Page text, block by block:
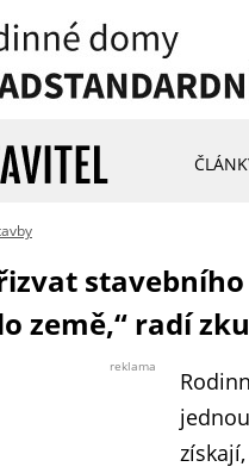
země,“ radí
reklama